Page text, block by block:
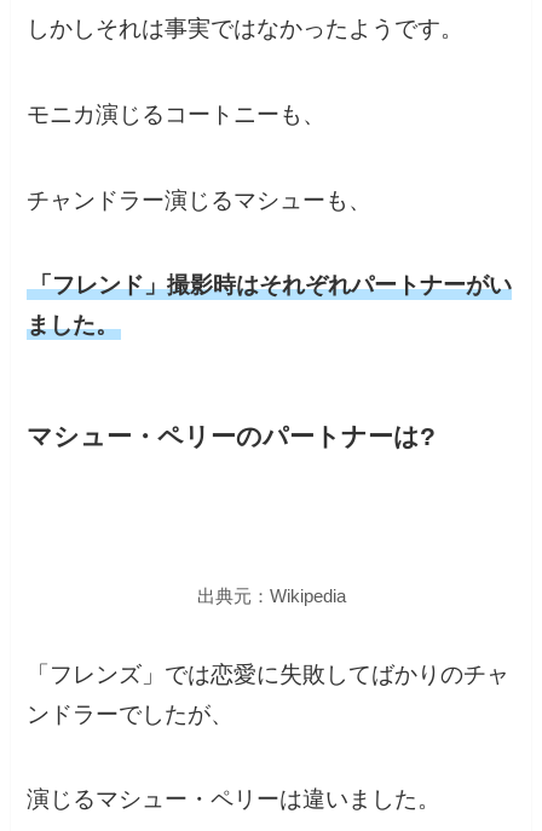
しかしそれは事実ではなかったようです。
モニカ演じるコートニーも、
チャンドラー演じるマシューも、
「フレンド」撮影時はそれぞれパートナーがい
ました。
マシュー・ペリーのパートナーは?
出典元：Wikipedia
「フレンズ」では恋愛に失敗してばかりのチャ
ンドラーでしたが、
演じるマシュー・ペリーは違いました。